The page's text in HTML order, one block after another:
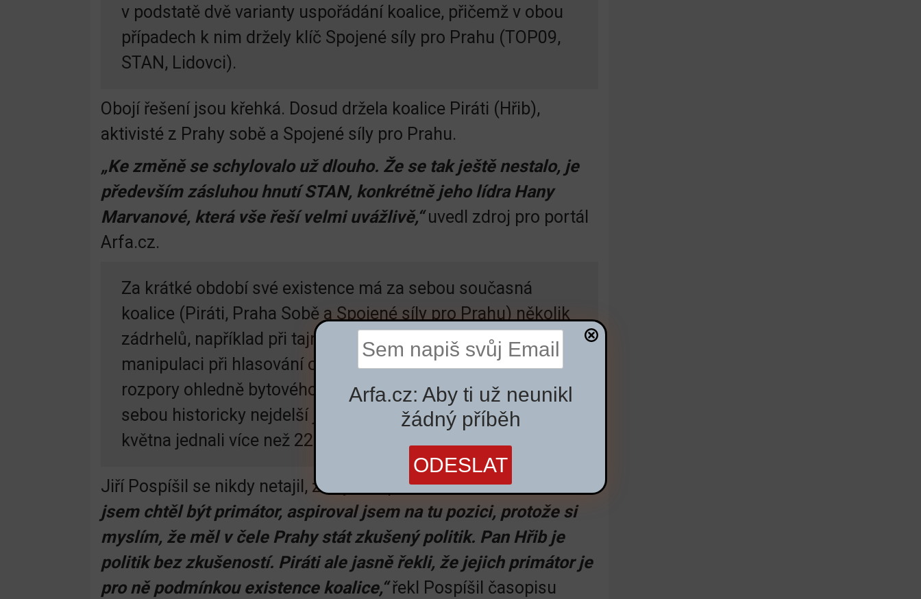
v podstatě dvě varianty uspořádání koalice, přičemž v obou
případech k nim držely klíč Spojené síly pro Prahu (TOP09,
STAN, Lidovci).
Obojí řešení jsou křehká. Dosud držela koalice Piráti (Hřib),
aktivisté z Prahy sobě a Spojené síly pro Prahu.
„Ke změně se schylovalo už dlouho. Že se tak ještě nestalo, je
především zásluhou hnutí STAN, konkrétně jeho lídra Hany
Marvanové, která vše řeší velmi uvážlivě,“uvedl zdroj pro portál
Arfa.cz.
Za krátké období své existence má za sebou současná
koalice (Piráti, Praha Sobě a Spojené síly pro Prahu) několik
zádrhelů, například při tajném hlasování o metru D, možnou
manipulaci při hlasování ohledně Libeňského mostu,
rozpory ohledně bytového fondu a další. Koalice má za
sebou historicky nejdelší jednání zastupitelstva, když 24.
května jednali více než 22 hodin v kuse.
Jiří Pospíšil se nikdy netajil, že by měl primátora dělat on.
jsem chtěl být primátor, aspiroval jsem na tu pozici, protože si
myslím, že měl v čele Prahy stát zkušený politik. Pan Hřib je
politik bez zkušeností. Piráti ale jasně řekli, že jejich primátor je
pro ně podmínkou existence koalice,“řekl Pospíšil časopisu
Arfa.cz: Aby ti už neunikl
žádný příběh